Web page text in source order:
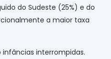
do Sudeste (25%) e do
a maior taxa
interrompidas.